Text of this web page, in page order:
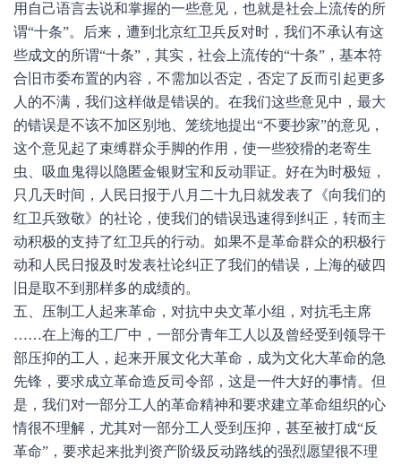
用自己语言去说和掌握的一些意见，也就是社会上流传的所
谓“十条”。后来，遭到北京红卫兵反对时，我们不承认有这
些成文的所谓“十条”，其实，社会上流传的“十条”，基本符
合旧市委布置的内容，不需加以否定，否定了反而引起更多
人的不满，我们这样做是错误的。在我们这些意见中，最大
的错误是不该不加区别地、笼统地提出“不要抄家”的意见，
这个意见起了束缚群众手脚的作用，使一些狡猾的老寄生
虫、吸血鬼得以隐匿金银财宝和反动罪证。好在为时极短，
只几天时间，人民日报于八月二十九日就发表了《向我们的
红卫兵致敬》的社论，使我们的错误迅速得到纠正，转而主
动积极的支持了红卫兵的行动。如果不是革命群众的积极行
动和人民日报及时发表社论纠正了我们的错误，上海的破四
旧是取不到那样多的成绩的。
五、压制工人起来革命，对抗中央文革小组，对抗毛主席
……在上海的工厂中，一部分青年工人以及曾经受到领导干
部压抑的工人，起来开展文化大革命，成为文化大革命的急
先锋，要求成立革命造反司令部，这是一件大好的事情。但
是，我们对一部分工人的革命精神和要求建立革命组织的心
情很不理解，尤其对一部分工人受到压抑，甚至被打成“反
革命”，要求起来批判资产阶级反动路线的强烈愿望很不理